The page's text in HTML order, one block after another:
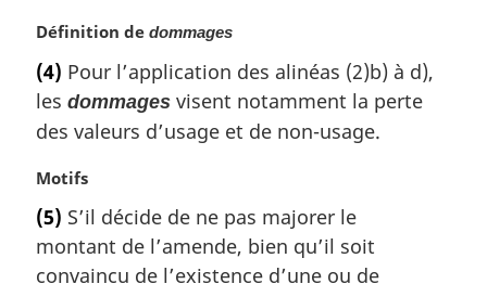
r
i
n
a
e
N
t
e
m
r
i
n
a
Définition de dommages
(4) Pour l’application des alinéas (2)b) à d),
les dommages visent notamment la perte
des valeurs d’usage et de non-usage.
N
t
e
m
Motifs
(5) S’il décide de ne pas majorer le
montant de l’amende, bien qu’il soit
convaincu de l’existence d’une ou de